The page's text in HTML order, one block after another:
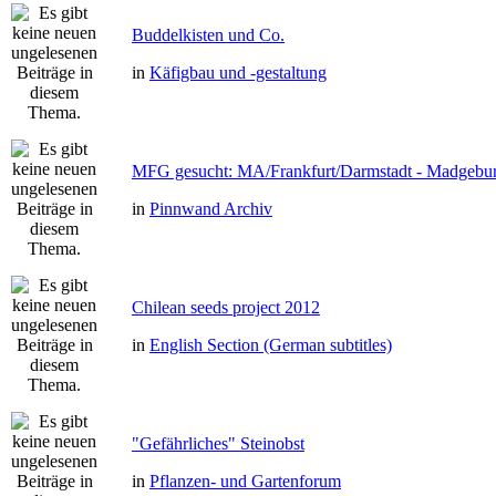
Buddelkisten und Co.
in Käfigbau und -gestaltung
MFG gesucht: MA/Frankfurt/Darmstadt -
in Pinnwand Archiv
Chilean seeds project 2012
in English Section (German subtitles)
"Gefährliches" Steinobst
in Pflanzen- und Gartenforum